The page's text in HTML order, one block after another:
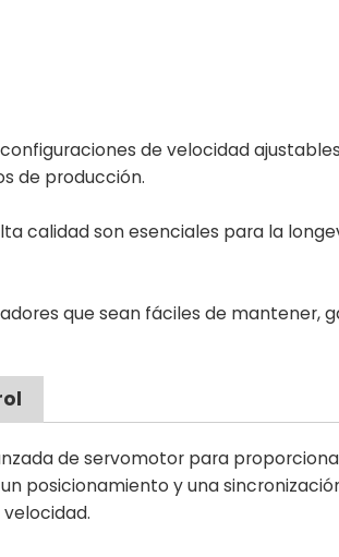
de velocidad
de producción.
calidad son esenciales para la
que sean fáciles de mantener,
de servomotor para
posicionamiento y una